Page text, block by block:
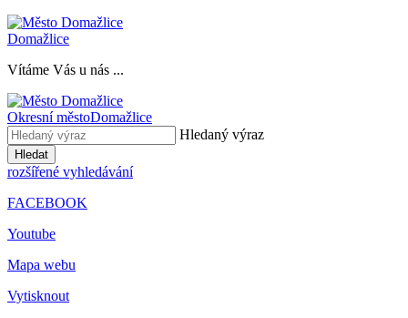
Domažlice
Vítáme Vás u nás ...
Okresní městoDomažlice
Hledaný výraz
Hledat
rozšířené vyhledávání
FACEBOOK
Youtube
Mapa webu
Vytisknout